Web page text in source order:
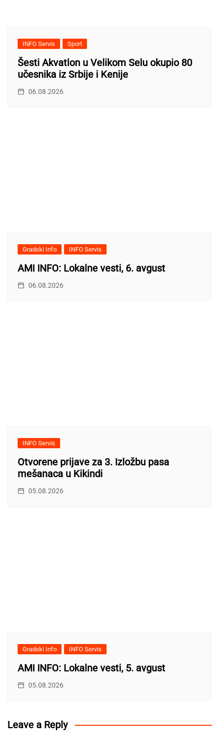
INFO Servis Sport
Šesti Akvatlon u Velikom Selu okupio 80
učesnika iz Srbije i Kenije
06.08.2026
Gradski Info INFO Servis
AMI INFO: Lokalne vesti, 6. avgust
06.08.2026
INFO Servis
Otvorene prijave za 3. Izložbu pasa
mešanaca u Kikindi
05.08.2026
Gradski Info INFO Servis
AMI INFO: Lokalne vesti, 5. avgust
05.08.2026
Leave a Reply